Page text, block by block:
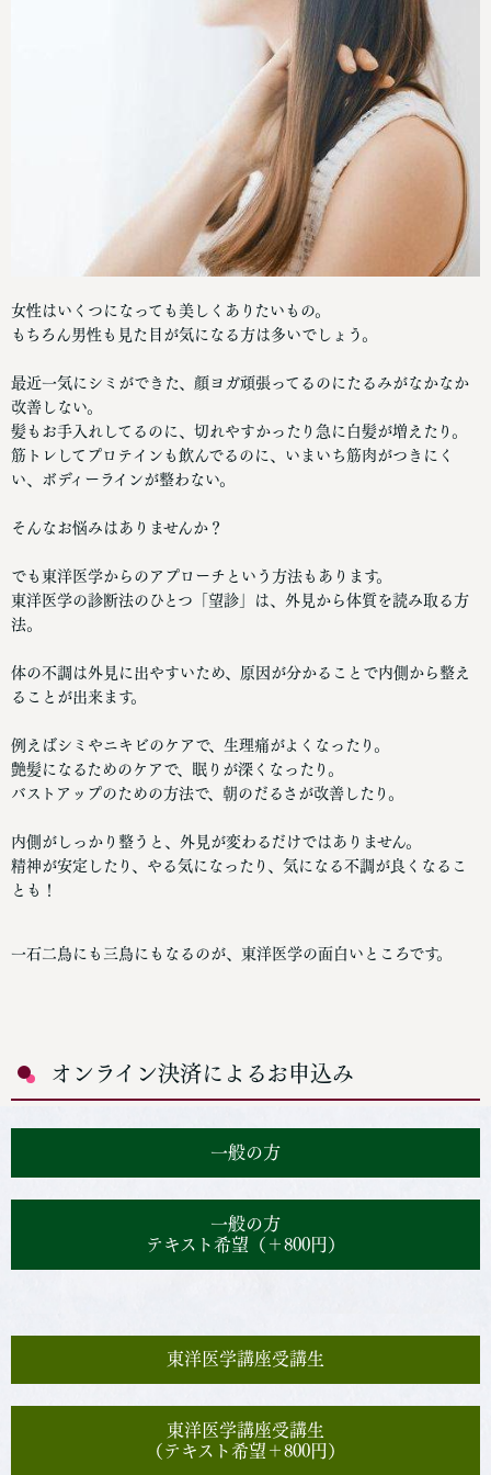
女性はいくつになっても美しくありたいもの。
もちろん男性も見た目が気になる方は多いでしょう。
最近一気にシミができた、顔ヨガ頑張ってるのにたるみがなかなか
改善しない。
髪もお手入れしてるのに、切れやすかったり急に白髪が増えたり。
筋トレしてプロテインも飲んでるのに、いまいち筋肉がつきにく
い、ボディーラインが整わない。
そんなお悩みはありませんか？
でも東洋医学からのアプローチという方法もあります。
東洋医学の診断法のひとつ「望診」は、外見から体質を読み取る方
法。
体の不調は外見に出やすいため、原因が分かることで内側から整え
ることが出来ます。
例えばシミやニキビのケアで、生理痛がよくなったり。
艶髪になるためのケアで、眠りが深くなったり。
バストアップのための方法で、朝のだるさが改善したり。
内側がしっかり整うと、外見が変わるだけではありません。
精神が安定したり、やる気になったり、気になる不調が良くなるこ
とも！
一石二鳥にも三鳥にもなるのが、東洋医学の面白いところです。
オンライン決済によるお申込み
一般の方
一般の方
テキスト希望（＋800円）
東洋医学講座受講生
東洋医学講座受講生
（テキスト希望＋800円）